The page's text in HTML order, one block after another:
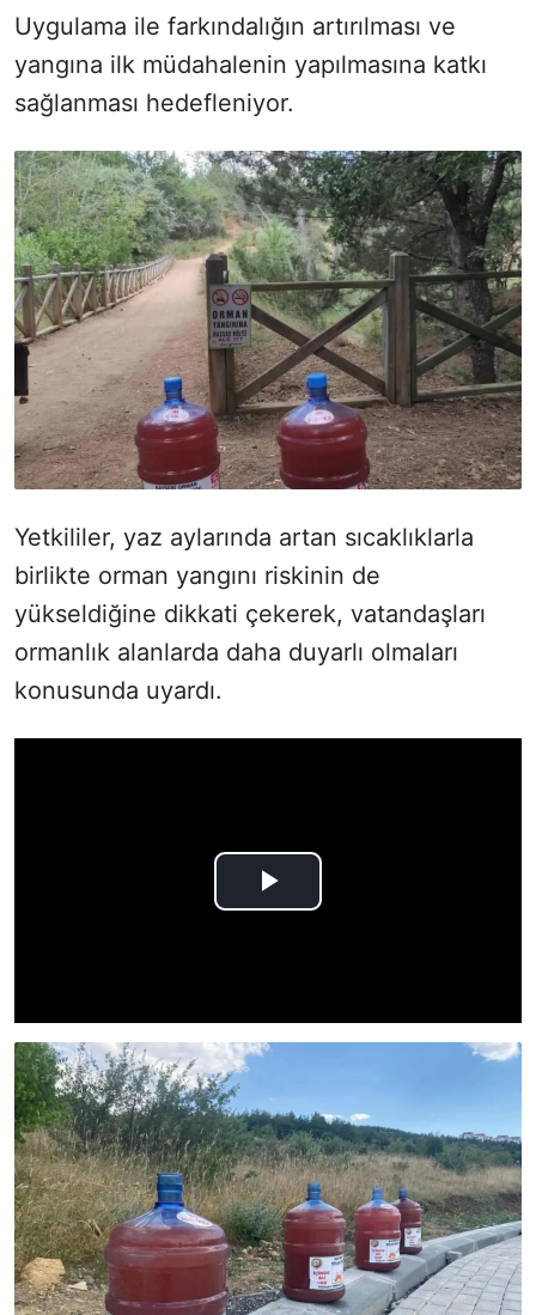
Uygulama ile farkındalığın artırılması ve
yangına ilk müdahalenin yapılmasına katkı
sağlanması hedefleniyor.
Yetkililer, yaz aylarında artan sıcaklıklarla
birlikte orman yangını riskinin de
yükseldiğine dikkati çekerek, vatandaşları
ormanlık alanlarda daha duyarlı olmaları
konusunda uyardı.